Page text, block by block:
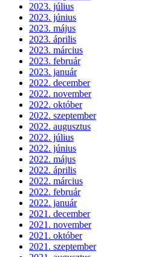
2023. július
2023. június
2023. május
2023. április
2023. március
2023. február
2023. január
2022. december
2022. november
2022. október
2022. szeptember
2022. augusztus
2022. július
2022. június
2022. május
2022. április
2022. március
2022. február
2022. január
2021. december
2021. november
2021. október
2021. szeptember